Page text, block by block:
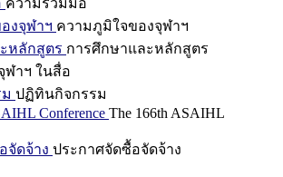
ความร่วมมือ
งจุฬาฯ ความภูมิใจของจุฬาฯ
หลักสูตร การศึกษาและหลักสูตร
ฬาฯ ในสื่อ
ปฏิทินกิจกรรม
Conference The 166th ASAIHL
จัดจ้าง ประกาศจัดซื้อจัดจ้าง